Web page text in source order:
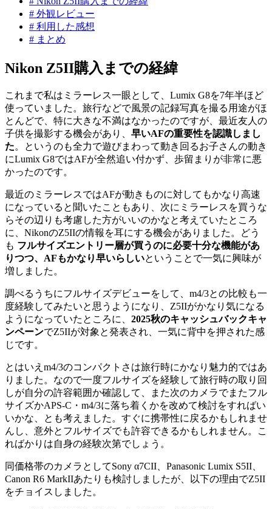
# 外観レビュー
# 利用した感想
# まとめ
Nikon Z5II購入までの経緯
これまで私はミラーレス一眼として、Lumix G8を7年半ほど
使っていました。旅行などで風景の記録写真を撮る用途がほ
とんどで、特に大きな不満はなかったのですが、最近友人の
子供を撮影する機会があり、 早いAFの重要性を認識しまし
た。というのも全力で遊びまわって動き回るお子さんの動き
にLumix G8ではAFが全然追い付かず、歩留まりが非常に悪
かったのです。
最近のミラーレスではAFが動きものに対してもかなり高速
になっていると聞いたこともあり、次にミラーレスを買うな
らその辺りも考慮した方がいいのかなと考えていたところ
に、NikonのZ5IIの情報を耳にする機会がありました。どう
も フルサイズエントリー層が買うのに必要十分な機能があ
りつつ、AFもかなり早いらしいということで一気に興味が
増しました。
調べるうちにフルサイズデビューをして、m4/3との比較も一
度経験してみたいと思うようになり、Z5IIがかなり気になる
ようになっていたところに、 2025秋のキャッシュバックキャ
ンペーンでZ5IIが対象と発表され、一気に背中を押された感
じです。
とはいえm4/3のコンパクトさは旅行時にかなり魅力的ではあ
りました。なので一度フルサイズを経験して旅行時の取り回
しが自分の許容範囲か確認して、また次のカメラでまたフル
サイズかAPS-C・m4/3に落ち着くかを改めて検討をすればい
いかな、とも考えました。すぐに携帯性に戻るかもしれませ
んし、意外とフルサイズでも許容できるかもしれません。こ
ればかりは自身の経験次第でしょう。
同価格帯のカメラとしてSony α7CII、Panasonic Lumix S5II、
Canon R6 MarkIIあたりも検討しましたが、以下の理由でZ5II
をチョイスしました。